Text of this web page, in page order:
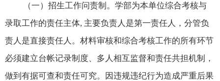
（一）招生工作问责制。学部为本单位综合考核与
录取工作的责任主体, 主要负责人是第一责任人，分管负
责人是直接责任人。材料审核和综合考核工作的所有环节
必须建立台帐记录制度、多人相互监督和责任共担机制，
做到有据可查和责任可究。因违规违纪行为造成严重后果